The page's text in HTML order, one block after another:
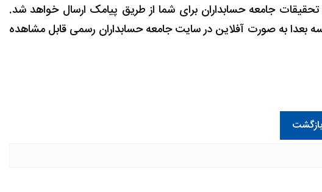
تحقیقات جامعه حسابداران برای شما از طریق پیامک ارسال خواهد شد.
به صورت آفلاین در سایت جامعه حسابداران رسمی قابل مشاهده
بازگشت